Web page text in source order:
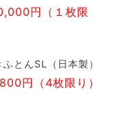
円（１枚限
とんSL（日本製）
円（4枚限り）